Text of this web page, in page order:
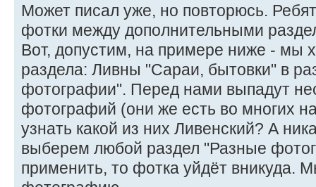
Может писал уже, но повторюсь.
фотки между дополнительными
Вот, допустим, на примере ниже - мы
раздела: Ливны "Сараи, бытовки" в
фотографии". Перед нами выпадут
фотографий (они же есть во многих
узнать какой из них Ливенский? А
выберем любой раздел "Разные
применить, то фотка уйдёт вникуда.